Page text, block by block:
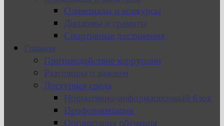
Олимпиады и конкурсы
Дипломы и грамоты
Спортивные достижения
Главная
Противодействие коррупции
Разговоры о важном
Доступная среда
Нормативно-информационный блок
Профориентация
Организация обучения